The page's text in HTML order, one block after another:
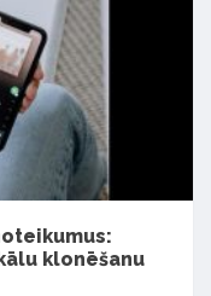
klonēšanu